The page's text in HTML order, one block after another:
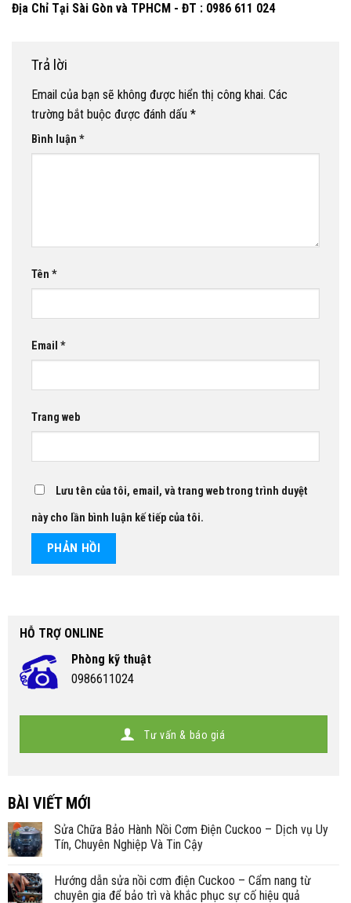
Địa Chỉ Tại Sài Gòn và TPHCM - ĐT : 0986 611 024
Trả lời
Email của bạn sẽ không được hiển thị công khai. Các
trường bắt buộc được đánh dấu *
Bình luận *
Tên *
Email *
Trang web
Lưu tên của tôi, email, và trang web trong trình duyệt
này cho lần bình luận kế tiếp của tôi.
HỖ TRỢ ONLINE
Phòng kỹ thuật
0986611024
Tư vấn & báo giá
BÀI VIẾT MỚI
Sửa Chữa Bảo Hành Nồi Cơm Điện Cuckoo – Dịch vụ Uy
Tín, Chuyên Nghiệp Và Tin Cậy
Hướng dẫn sửa nồi cơm điện Cuckoo – Cẩm nang từ
chuyên gia để bảo trì và khắc phục sự cố hiệu quả